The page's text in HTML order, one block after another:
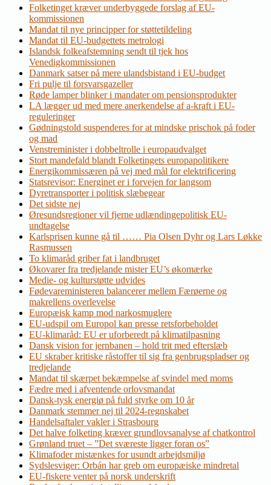
Folketinget kræver underbyggede forslag af EU-
kommissionen
Mandat til nye principper for støttetildeling
Mandat til EU-budgettets metrologi
Islandsk folkeafstemning sendt til tjek hos
Venedigkommissionen
Danmark satser på mere ulandsbistand i EU-budget
Fri pulje til forsvarsgazeller
Røde lamper blinker i mandater om pensionsprodukter
LA lægger ud med mere anerkendelse af a-kraft i EU-
reguleringer
Gødningstold suspenderes for at mindske prischok på foder
og mad
Venstreminister i dobbeltrolle i europaudvalget
Stort mandefald blandt Folketingets europapolitikere
Energikommissæren på vej med mål for elektrificering
Statsrevisor: Energinet er i forvejen for langsom
Dyretransporter i politisk slæbegear
Det sidste nej
Øresundsregioner vil fjerne udlændingepolitisk EU-
undtagelse
Karlsprisen kunne gå til …… Pia Olsen Dyhr og Lars Løkke
Rasmussen
To klimaråd griber fat i landbruget
Økovarer fra tredjelande mister EU’s økomærke
Medie- og kulturstøtte udvides
Fødevareministeren balancerer mellem Færøerne og
makrellens overlevelse
Europæisk kamp mod narkosmuglere
EU-udspil om Europol kan presse retsforbeholdet
EU-klimaråd: EU er uforberedt på klimatilpasning
Dansk vision for jernbanen – hold trit med efterslæb
EU skraber kritiske råstoffer til sig fra genbrugspladser og
tredjelande
Mandat til skærpet bekæmpelse af svindel med moms
Fædre med i afventende orlovsmandat
Dansk-tysk energiø på fuld styrke om 10 år
Danmark stemmer nej til 2024-regnskabet
Handelsaftaler vakler i Strasbourg
Det halve folketing kræver grundlovsanalyse af chatkontrol
Grønland truet – ”Det sværeste ligger foran os”
Klimafoder mistænkes for usundt arbejdsmiljø
Sydslesviger: Orbán har greb om europæiske mindretal
EU-fiskere venter på norsk underskrift